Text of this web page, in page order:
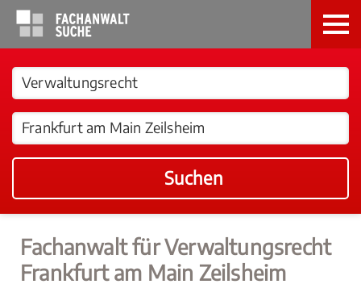
Suchen
Fachanwalt für Verwaltungsrecht
Frankfurt am Main Zeilsheim